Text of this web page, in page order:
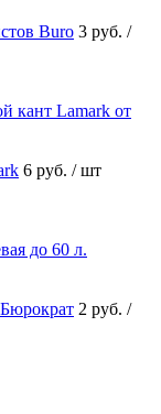
Buro 3 руб. /
6 руб. / шт
2 руб. /